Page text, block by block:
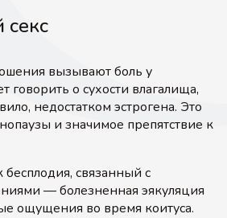
вызывают боль у
о сухости влагалища,
недостатком эстрогена. Это
и значимое препятствие к
связанный с
— болезненная эякуляция
ощущения во время коитуса.